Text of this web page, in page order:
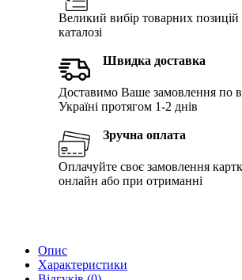
Великий вибір товарних
каталозі
Швидка доставка
Доставимо Ваше замовлення по
Україні протягом 1-2 днів
Зручна оплата
Оплачуйте своє замовлення
онлайн або при отриманні
Опис
Характеристики